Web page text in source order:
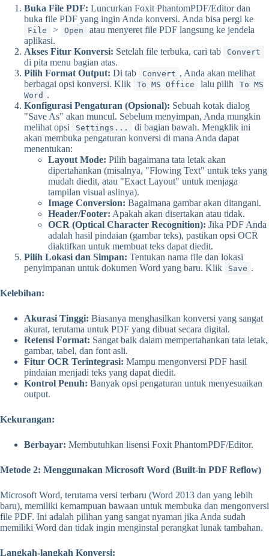
Buka File PDF: Luncurkan Foxit PhantomPDF/Editor dan
buka file PDF yang ingin Anda konversi. Anda bisa pergi ke
File > Open
atau menyeret file PDF langsung ke jendela
aplikasi.
Akses Fitur Konversi: Setelah file terbuka, cari tab Convert
di pita menu bagian atas.
Pilih Format Output: Di tab Convert , Anda akan melihat
berbagai opsi konversi. Klik
To MS Office lalu pilih
To MS
Word .
Konfigurasi Pengaturan (Opsional): Sebuah kotak dialog
"Save As" akan muncul. Sebelum menyimpan, Anda mungkin
melihat opsi
Settings...
di bagian bawah. Mengklik ini
akan membuka pengaturan konversi di mana Anda dapat
menentukan:
Layout Mode: Pilih bagaimana tata letak akan
dipertahankan (misalnya, "Flowing Text" untuk teks yang
mudah diedit, atau "Exact Layout" untuk menjaga
tampilan visual aslinya).
Image Conversion: Bagaimana gambar akan ditangani.
Header/Footer: Apakah akan disertakan atau tidak.
OCR (Optical Character Recognition): Jika PDF Anda
adalah hasil pindaian (gambar teks), pastikan opsi OCR
diaktifkan untuk membuat teks dapat diedit.
Pilih Lokasi dan Simpan: Tentukan nama file dan lokasi
penyimpanan untuk dokumen Word yang baru. Klik
Save .
Kelebihan:
Akurasi Tinggi: Biasanya menghasilkan konversi yang sangat
akurat, terutama untuk PDF yang dibuat secara digital.
Retensi Format: Sangat baik dalam mempertahankan tata letak,
gambar, tabel, dan font asli.
Fitur OCR Terintegrasi: Mampu mengonversi PDF hasil
pindaian menjadi teks yang dapat diedit.
Kontrol Penuh: Banyak opsi pengaturan untuk menyesuaikan
output.
Kekurangan:
Berbayar: Membutuhkan lisensi Foxit PhantomPDF/Editor.
Metode 2: Menggunakan Microsoft Word (Built-in PDF Reflow)
Microsoft Word, terutama versi terbaru (Word 2013 dan yang lebih
baru), memiliki kemampuan bawaan untuk membuka dan mengonversi
file PDF. Ini adalah pilihan yang sangat nyaman jika Anda sudah
memiliki Word dan tidak ingin menginstal perangkat lunak tambahan.
Langkah-langkah Konversi: